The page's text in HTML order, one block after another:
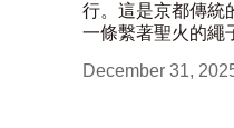
行。這是京都傳統
一條繫著聖火的繩
December 31,